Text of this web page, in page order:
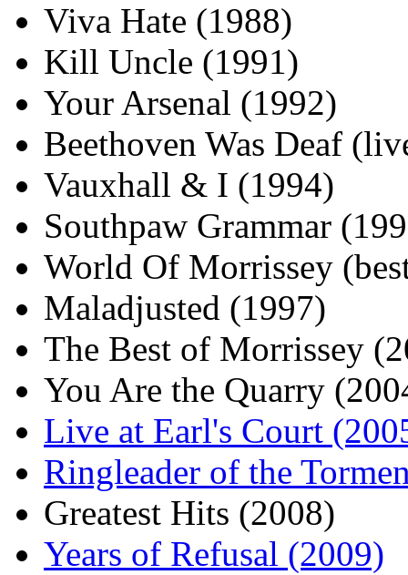
Viva Hate (1988)
Kill Uncle (1991)
Your Arsenal (1992)
Beethoven Was Deaf
Vauxhall & I (1994)
Southpaw Grammar
World Of Morrissey
Maladjusted (1997)
The Best of Morrissey
You Are the Quarry
Live at Earl's Court
Ringleader of the
Greatest Hits (2008)
Years of Refusal (2009)